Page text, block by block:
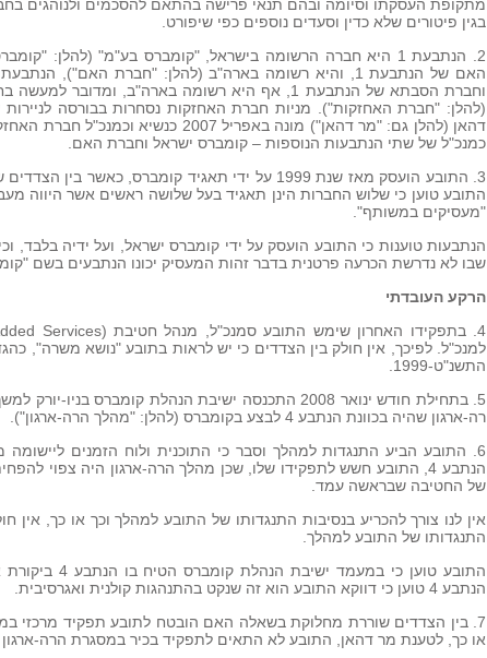
מתקופת העסקתו וסיומה ובהם תנאי פרישה בהתאם להסכמים ולנוהגים
בגין פיטורים שלא כדין וסעדים נוספים כפי שיפורט.
וחברת הסבתא של הנתבעת 1, אף היא רשומה בארה"ב,
כמנכ"ל של שתי הנתבעות הנוספות – קומברס ישראל וחברת האם.
3. התובע הועסק מאז שנת 1999 על ידי תאגיד קומברס,
התובע טוען כי שלוש החברות הינן תאגיד בעל שלושה ראשים אשר היווה
"מעסיקים במשותף".
הנתבעות טוענות כי התובע הועסק על ידי קומברס ישראל, ועל ידיה בלבד,
שבו לא נדרשת הכרעה פרטנית בדבר זהות המעסיק יכונו הנתבעים בשם
הרקע העובדתי
התשנ"ט-1999.
5. בתחילת חודש ינואר 2008 התכנסה ישיבת הנהלת קומברס
רה-ארגון שהיה בכוונת הנתבע 4 לבצע בקומברס (להלן: "מהלך הרה-ארגון").
6. התובע הביע התנגדות למהלך וסבר כי התוכנית ולוח הזמנים
הנתבע 4, התובע חשש לתפקידו שלו, שכן מהלך הרה-ארגון היה צפוי
של החטיבה שבראשה עמד.
אין לנו צורך להכריע בנסיבות התנגדותו של התובע למהלך וכך או כך, אין
התנגדותו של התובע למהלך.
התובע טוען כי
הנתבע 4 טוען כי דווקא התובע הוא זה שנקט בהתנהגות קולנית ואגרסיבית.
7. בין הצדדים שוררת מחלוקת בשאלה האם הובטח לתובע תפקיד מרכזי
או כך, לטענת מר דהאן, התובע לא התאים לתפקיד בכיר במסגרת הרה-ארגון